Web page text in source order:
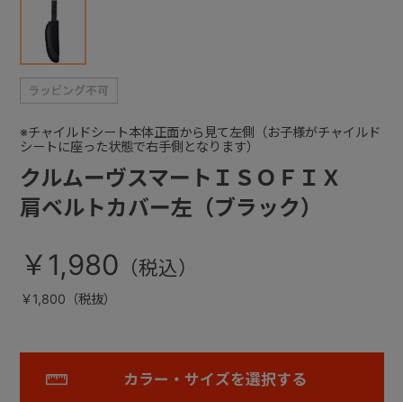
クルムーヴスマートＩＳＯＦＩＸ
肩ベルトカバー左（ブラック）
※チャイルドシート本体正面から見て左側（お子様がチャイルド
シートに座った状態で右手側となります）
￥1,980
￥1,800（税抜）
カラー・サイズを選択する